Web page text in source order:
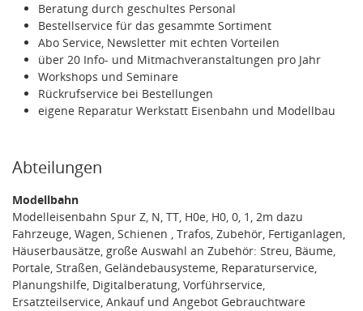
Beratung durch geschultes Personal
Bestellservice für das gesammte Sortiment
Abo Service, Newsletter mit echten Vorteilen
über 20 Info- und Mitmachveranstaltungen pro Jahr
Workshops und Seminare
Rückrufservice bei Bestellungen
eigene Reparatur Werkstatt Eisenbahn und Modellbau
Abteilungen
Modellbahn
Modelleisenbahn Spur Z, N, TT, H0e, H0, 0, 1, 2m dazu
Fahrzeuge, Wagen, Schienen , Trafos, Zubehör, Fertiganlagen,
Häuserbausätze, große Auswahl an Zubehör: Streu, Bäume,
Portale, Straßen, Geländebausysteme, Reparaturservice,
Planungshilfe, Digitalberatung, Vorführservice,
Ersatzteilservice, Ankauf und Angebot Gebrauchtware